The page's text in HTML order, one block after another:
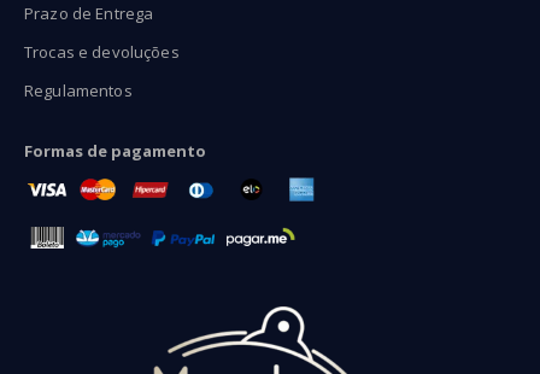
Prazo de Entrega
Trocas e devoluções
Regulamentos
Formas de pagamento